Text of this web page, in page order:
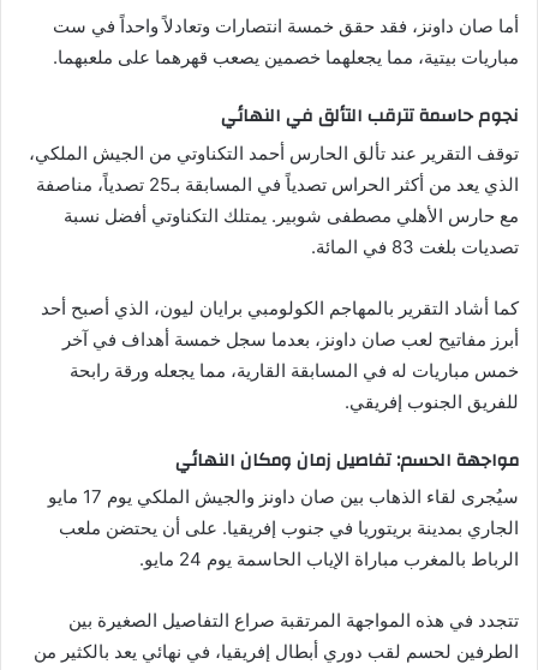
أما صان داونز، فقد حقق خمسة انتصارات وتعادلاً واحداً في ست
مباريات بيتية، مما يجعلهما خصمين يصعب قهرهما على ملعبهما.
نجوم حاسمة تترقب التألق في النهائي
توقف التقرير عند تألق الحارس أحمد التكناوتي من الجيش الملكي،
الذي يعد من أكثر الحراس تصدياً في المسابقة بـ25 تصدياً، مناصفة
مع حارس الأهلي مصطفى شوبير. يمتلك التكناوتي أفضل نسبة
تصديات بلغت 83 في المائة.
كما أشاد التقرير بالمهاجم الكولومبي برايان ليون، الذي أصبح أحد
أبرز مفاتيح لعب صان داونز، بعدما سجل خمسة أهداف في آخر
خمس مباريات له في المسابقة القارية، مما يجعله ورقة رابحة
للفريق الجنوب إفريقي.
مواجهة الحسم: تفاصيل زمان ومكان النهائي
سيُجرى لقاء الذهاب بين صان داونز والجيش الملكي يوم 17 مايو
الجاري بمدينة بريتوريا في جنوب إفريقيا. على أن يحتضن ملعب
الرباط بالمغرب مباراة الإياب الحاسمة يوم 24 مايو.
تتجدد في هذه المواجهة المرتقبة صراع التفاصيل الصغيرة بين
الطرفين لحسم لقب دوري أبطال إفريقيا، في نهائي يعد بالكثير من